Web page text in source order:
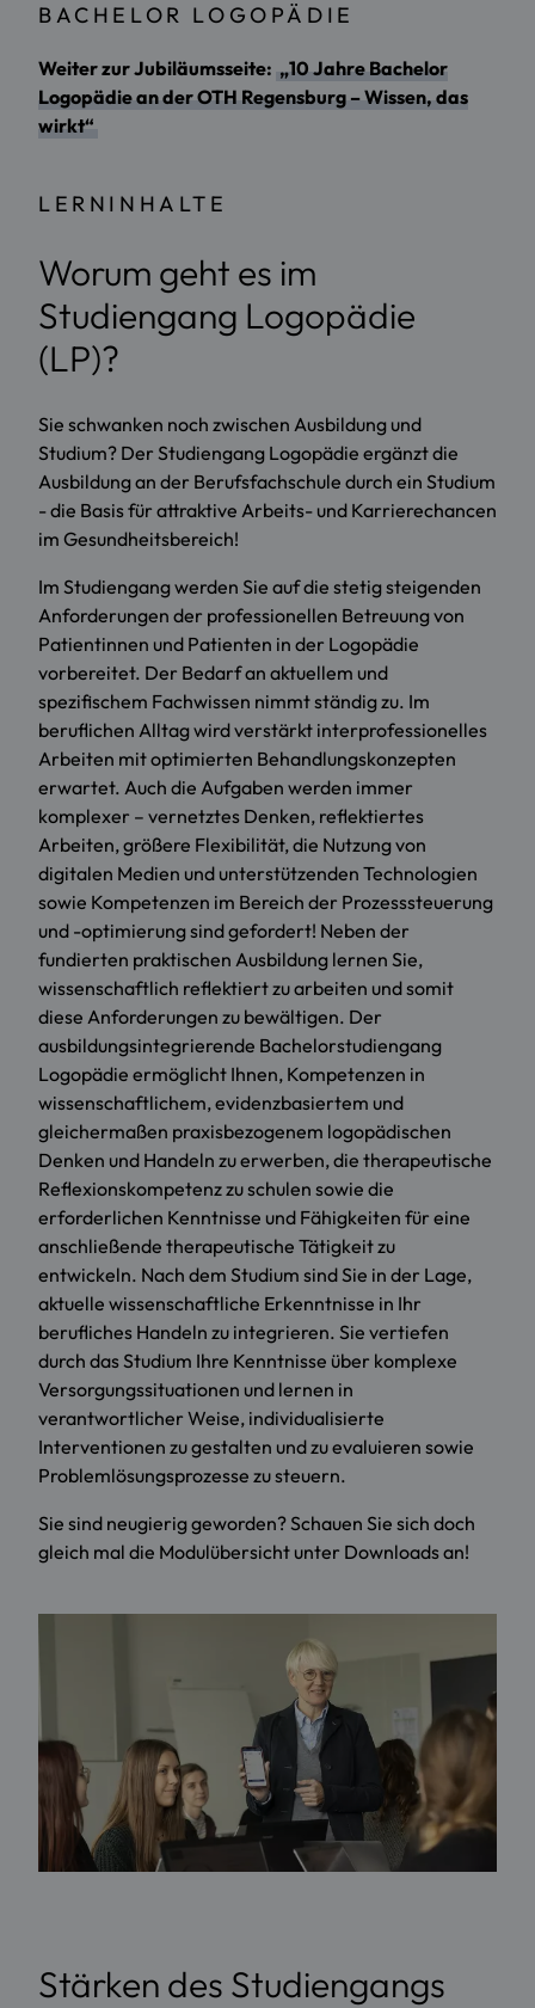
BACHELOR LOGOPÄDIE
Weiter zur Jubiläumsseite: „10 Jahre Bachelor
Logopädie an der OTH Regensburg – Wissen, das
wirkt“
LERNINHALTE
Worum geht es im
Studiengang Logopädie
(LP)?
Sie schwanken noch zwischen Ausbildung und
Studium? Der Studiengang Logopädie ergänzt die
Ausbildung an der Berufsfachschule durch ein Studium
- die Basis für attraktive Arbeits- und Karrierechancen
im Gesundheitsbereich!
Im Studiengang werden Sie auf die stetig steigenden
Anforderungen der professionellen Betreuung von
Patientinnen und Patienten in der Logopädie
vorbereitet. Der Bedarf an aktuellem und
spezifischem Fachwissen nimmt ständig zu. Im
beruflichen Alltag wird verstärkt interprofessionelles
Arbeiten mit optimierten Behandlungskonzepten
erwartet. Auch die Aufgaben werden immer
komplexer – vernetztes Denken, reflektiertes
Arbeiten, größere Flexibilität, die Nutzung von
digitalen Medien und unterstützenden Technologien
sowie Kompetenzen im Bereich der Prozesssteuerung
und -optimierung sind gefordert! Neben der
fundierten praktischen Ausbildung lernen Sie,
wissenschaftlich reflektiert zu arbeiten und somit
diese Anforderungen zu bewältigen. Der
ausbildungsintegrierende Bachelorstudiengang
Logopädie ermöglicht Ihnen, Kompetenzen in
wissenschaftlichem, evidenzbasiertem und
gleichermaßen praxisbezogenem logopädischen
Denken und Handeln zu erwerben, die therapeutische
Reflexionskompetenz zu schulen sowie die
erforderlichen Kenntnisse und Fähigkeiten für eine
anschließende therapeutische Tätigkeit zu
entwickeln. Nach dem Studium sind Sie in der Lage,
aktuelle wissenschaftliche Erkenntnisse in Ihr
berufliches Handeln zu integrieren. Sie vertiefen
durch das Studium Ihre Kenntnisse über komplexe
Versorgungssituationen und lernen in
verantwortlicher Weise, individualisierte
Interventionen zu gestalten und zu evaluieren sowie
Problemlösungsprozesse zu steuern.
Sie sind neugierig geworden? Schauen Sie sich doch
gleich mal die Modulübersicht unter Downloads an!
Stärken des Studiengangs